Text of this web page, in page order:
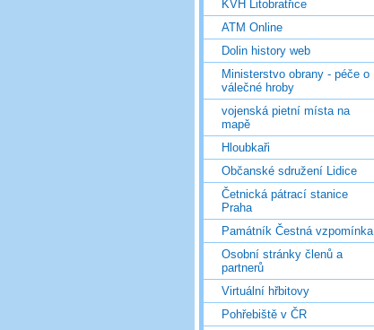
KVH Litobratřice
ATM Online
Dolin history web
Ministerstvo obrany - péče o
válečné hroby
vojenská pietní místa na
mapě
Hloubkaři
Občanské sdružení Lidice
Četnická pátrací stanice
Praha
Památník Čestná vzpomínka
Osobní stránky členů a
partnerů
Virtuální hřbitovy
Pohřebiště v ČR